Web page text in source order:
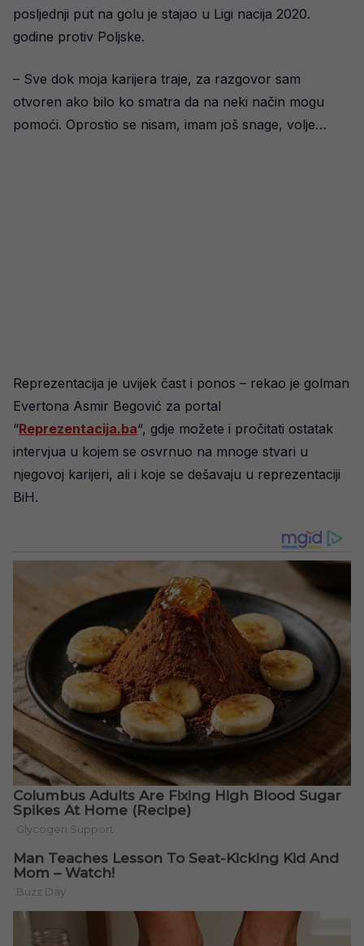
posljednji put na golu je stajao u Ligi nacija 2020.
godine protiv Poljske.
– Sve dok moja karijera traje, za razgovor sam
otvoren ako bilo ko smatra da na neki način mogu
pomoći. Oprostio se nisam, imam još snage, volje…
Reprezentacija je uvijek čast i ponos – rekao je golman
Evertona Asmir Begović za portal
“Reprezentacija.ba“, gdje možete i pročitati ostatak
intervjua u kojem se osvrnuo na mnoge stvari u
njegovoj karijeri, ali i koje se dešavaju u reprezentaciji
BiH.